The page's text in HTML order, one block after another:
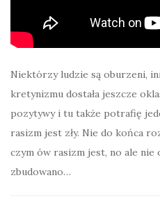
Niektórzy ludzie są oburzeni,
kretynizmu dostała jeszcze
pozytywy i tu także potrafię
rasizm jest zły. Nie do końca
czym ów rasizm jest, no ale nie
zbudowano…